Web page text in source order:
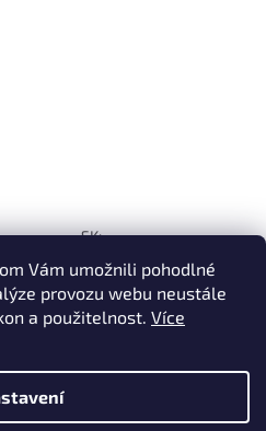
Vám umožnili pohodlné
provozu webu neustále
a použitelnost. Více
dojít k určitému zpoždění
a tím i k prodloužení termínu
SK:
Shoptet
s.r.o.Všechna práva vyhrazena.